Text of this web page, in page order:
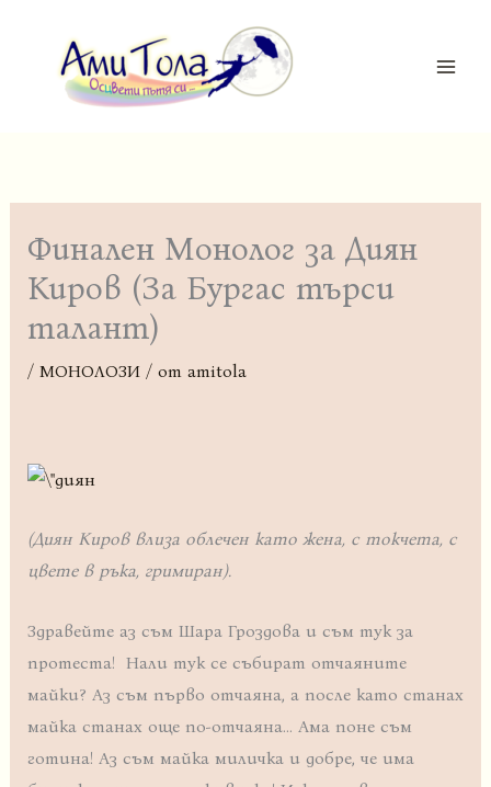
content
Финален Монолог за Диян
Киров (За Бургас търси
талант)
/ МОНОЛОЗИ/ от amitola
(Диян Киров влиза облечен като жена, с токчета, с
цвете в ръка, гримиран).
Здравейте аз съм Шара Гроздова и съм тук за
протеста! Нали тук се събират отчаяните
майки? Аз съм първо отчаяна, а после като станах
майка станах още по-отчаяна… Ама поне съм
готина! Аз съм майка миличка и добре, че има